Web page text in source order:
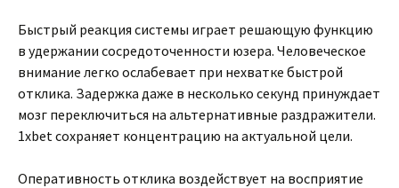
Быстрый реакция системы играет решающую функцию
в удержании сосредоточенности юзера. Человеческое
внимание легко ослабевает при нехватке быстрой
отклика. Задержка даже в несколько секунд принуждает
мозг переключиться на альтернативные раздражители.
1xbet сохраняет концентрацию на актуальной цели.
Оперативность отклика воздействует на восприятие